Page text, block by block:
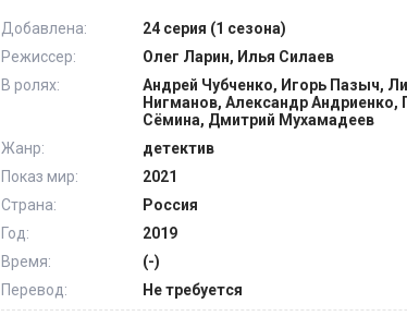
Добавлена:
24 серия (1 сезона)
Режиссер:
Олег Ларин, Илья Силаев
В ролях:
Андрей Чубченко, Игорь Пазыч,
Нигманов, Александр
Сёмина, Дмитрий Мухамадеев
Жанр:
детектив
Показ мир:
2021
Страна:
Россия
Год:
2019
Время:
(-)
Перевод:
Не требуется